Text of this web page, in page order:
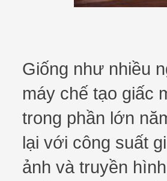
Giống như nhiều
máy chế tạo giấc
trong phần lớn
lại với công suất
ảnh và truyền